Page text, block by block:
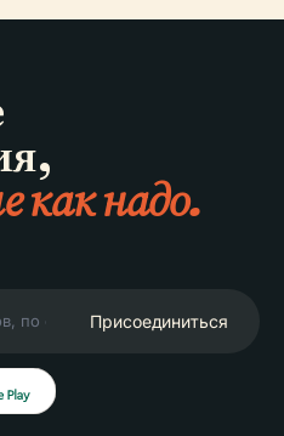
как надо.
Присоединиться